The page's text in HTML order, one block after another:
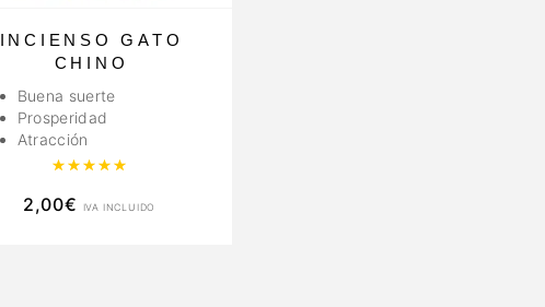
INCIENSO GATO
CHINO
Buena suerte
Prosperidad
Atracción
2,00€ IVA INCLUIDO